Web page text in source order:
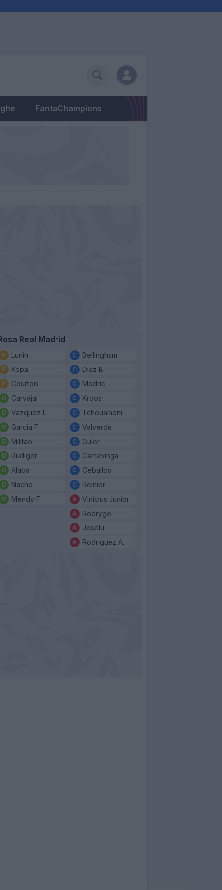
FantaChampions
Real Madrid
Lunin
Kepa
Courtois
Carvajal
Vazquez L.
Garcia F.
Militao
Rudiger
Alaba
Nacho
Mendy F.
Bellingham
Diaz B.
Modric
Kroos
Tchouameni
Valverde
Guler
Camavinga
Ceballos
Reinier
Vinicius Junior
Rodrygo
Joselu
Rodriguez A.